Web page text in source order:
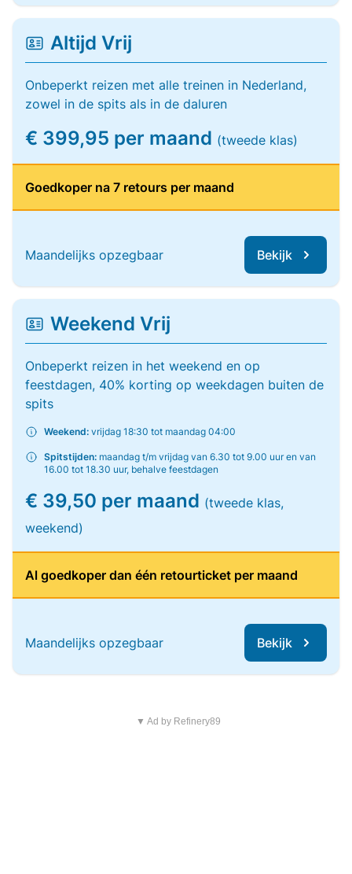
Altijd Vrij
Onbeperkt reizen met alle treinen in Nederland,
zowel in de spits als in de daluren
€ 399,95 per maand (tweede klas)
Goedkoper na 7 retours per maand
Maandelijks opzegbaar Bekijk
Weekend Vrij
Onbeperkt reizen in het weekend en op
feestdagen, 40% korting op weekdagen buiten de
spits
Weekend: vrijdag 18:30 tot maandag 04:00
Spitstijden: maandag t/m vrijdag van 6.30 tot 9.00 uur en van
16.00 tot 18.30 uur, behalve feestdagen
€ 39,50 per maand (tweede klas,
weekend)
Al goedkoper dan één retourticket per maand
Maandelijks opzegbaar Bekijk
▼ Ad by Refinery89